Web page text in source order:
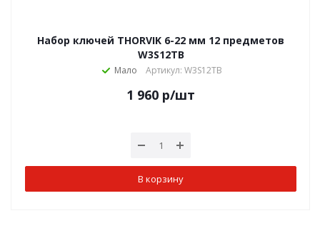
Набор ключей THORVIK 6-22 мм 12 предметов
W3S12TB
Мало Артикул: W3S12TB
1 960 р/шт
В корзину